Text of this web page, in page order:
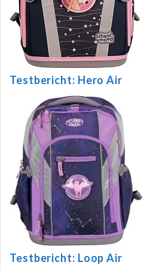
Testbericht: Hero Air
Testbericht: Loop Air